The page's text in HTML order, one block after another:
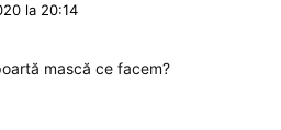
la 20:14
mască ce facem?